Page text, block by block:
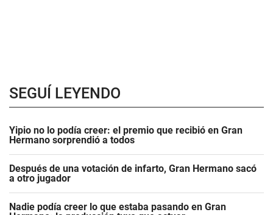
SEGUÍ LEYENDO
Yipio no lo podía creer: el premio que recibió en Gran
Hermano sorprendió a todos
Después de una votación de infarto, Gran Hermano sacó
a otro jugador
Nadie podía creer lo que estaba pasando en Gran